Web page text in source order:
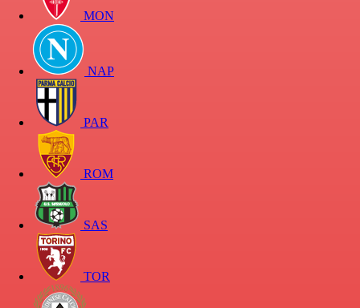
MON
NAP
PAR
ROM
SAS
TOR